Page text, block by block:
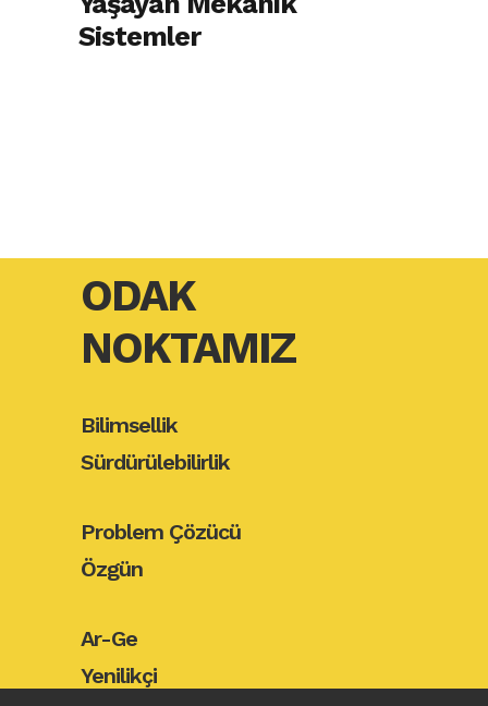
Sistemler
ODAK
NOKTAMIZ
Bilimsellik
Sürdürülebilirlik
Problem Çözücü
Özgün
Ar-Ge
Yenilikçi